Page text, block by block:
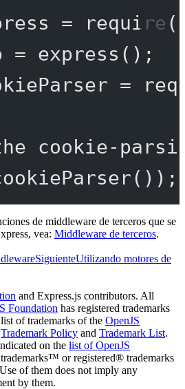
= require (
= express ();
=
cookie-
());
de middleware de terceros que se
vea: Middleware de terceros.
SiguienteUtilizando motores de
and Express.js contributors. All
Foundation has registered trademarks
of trademarks of the OpenJS
Trademark Policy and Trademark List.
on the list of OpenJS
or registered® trademarks
of them does not imply any
by them.